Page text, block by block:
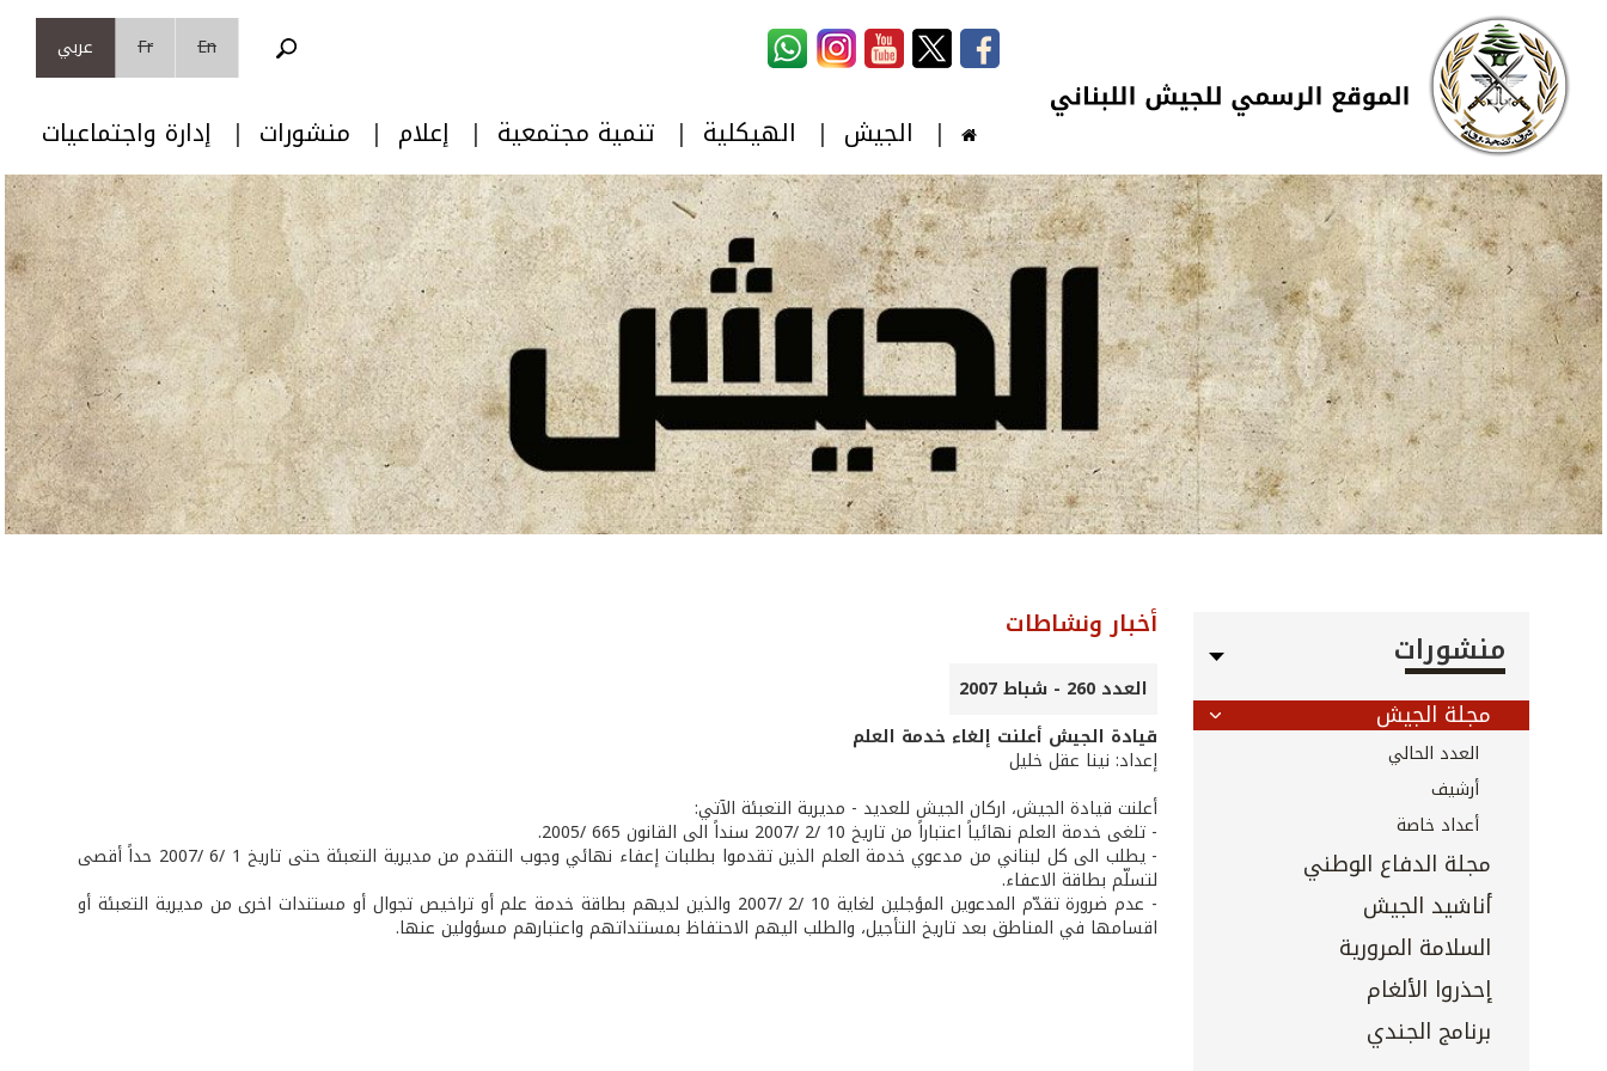
تجاوز إلى المحتوى الرئيسي
Skip to navigation
En
Fr عربي
الجيش الهيكلية تنمية مجتمعية إعلام منشورات إدارة واجتماعيات
منشورات
مجلة الجيش
العدد الحالي
أرشيف
أعداد خاصة
مجلة الدفاع الوطني
أناشيد الجيش
السلامة المرورية
إحذروا الألغام
برنامج الجندي
أخبار ونشاطات
العدد 260 - شباط 2007
قيادة الجيش أعلنت إلغاء خدمة العلم
إعداد: نينا عقل خليل
أعلنت قيادة الجيش، اركان الجيش للعديد - مديرية التعبئة الآتي:
- تلغى خدمة العلم نهائياً اعتباراً من تاريخ 10 /2 /2007 سنداً الى القانون 665 /2005.
- يطلب الى كل لبناني من مدعوي خدمة العلم الذين تقدموا بطلبات إعفاء نهائي وجوب التقدم من مديرية التعبئة حتى تاريخ 1 /6 /2007 حداً أقصى
لتسلّم بطاقة الاعفاء.
- عدم ضرورة تقدّم المدعوين المؤجلين لغاية 10 /2 /2007 والذين لديهم بطاقة خدمة علم أو تراخيص تجوال أو مستندات اخرى من مديرية التعبئة أو
اقسامها في المناطق بعد تاريخ التأجيل، والطلب اليهم الاحتفاظ بمستنداتهم واعتبارهم مسؤولين عنها.